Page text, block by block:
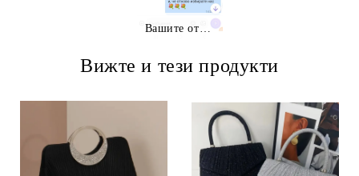
Вижте и тези продукти